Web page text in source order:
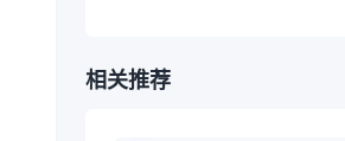
相关推荐